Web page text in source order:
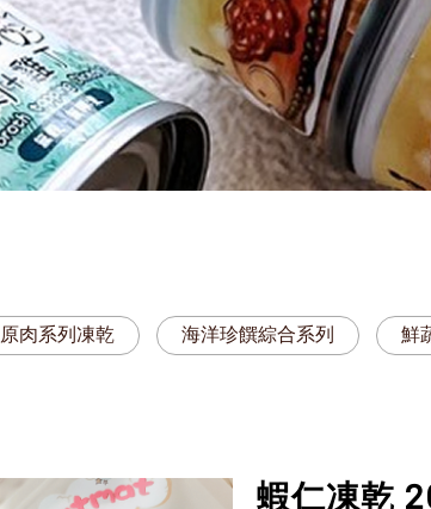
原肉系列凍乾 海洋珍饌綜合系列 鮮
蝦仁凍乾